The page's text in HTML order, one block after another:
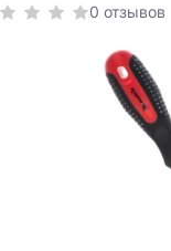
0 отзывов